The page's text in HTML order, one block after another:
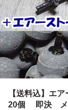
【送料込】エ
20個 即決 メ